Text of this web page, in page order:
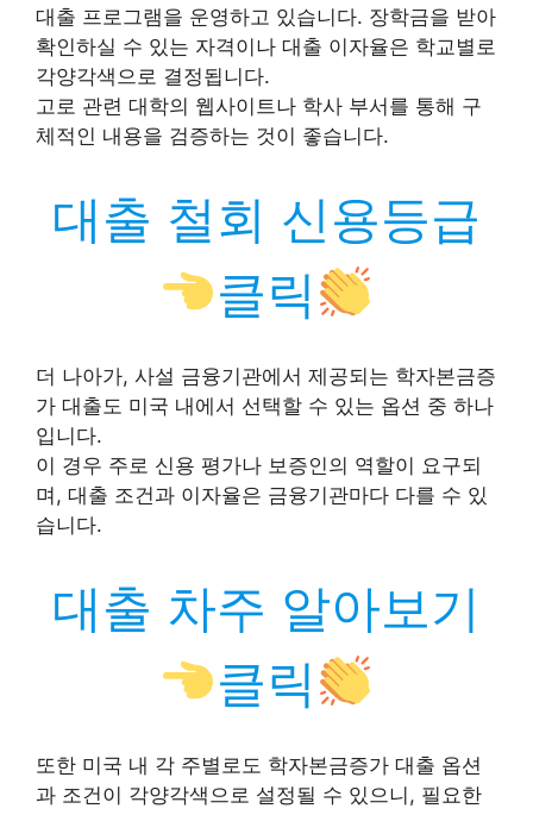
대출 프로그램을 운영하고 있습니다. 장학금을 받아
확인하실 수 있는 자격이나 대출 이자율은 학교별로
각양각색으로 결정됩니다.
고로 관련 대학의 웹사이트나 학사 부서를 통해 구
체적인 내용을 검증하는 것이 좋습니다.
대출 철회 신용등급
클릭
더 나아가, 사설 금융기관에서 제공되는 학자본금증
가 대출도 미국 내에서 선택할 수 있는 옵션 중 하나
입니다.
이 경우 주로 신용 평가나 보증인의 역할이 요구되
며, 대출 조건과 이자율은 금융기관마다 다를 수 있
습니다.
대출 차주 알아보기
클릭
또한 미국 내 각 주별로도 학자본금증가 대출 옵션
과 조건이 각양각색으로 설정될 수 있으니, 필요한